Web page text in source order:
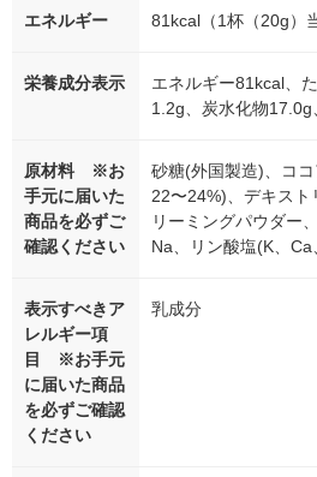
エネルギー 81kcal（1杯（20g）
栄養成分表示
エネルギー81kcal、
1.2g、炭水化物
原材料 ※お
手元に届いた
商品を必ずご
確認ください
砂糖(外国製造)、コ
22〜24%)、デキスト
リーミングパウダー
Na、リン酸塩(K、
表示すべきア
レルギー項
目 ※お手元
に届いた商品
を必ずご確認
ください
乳成分